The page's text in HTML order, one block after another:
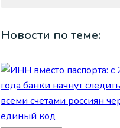
Новости по теме: